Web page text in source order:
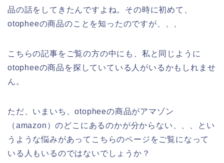
品の話をしてきたんですよね。その時に初めて、
otopheeの商品のことを知ったのですが、、、
こちらの記事をご覧の方の中にも、私と同じように
otopheeの商品を探していている人がいるかもしれませ
ん。
ただ、いまいち、otopheeの商品がアマゾン
（amazon）のどこにあるのかが分からない、、、とい
うような悩みがあってこちらのページをご覧になって
いる人もいるのではないでしょうか？